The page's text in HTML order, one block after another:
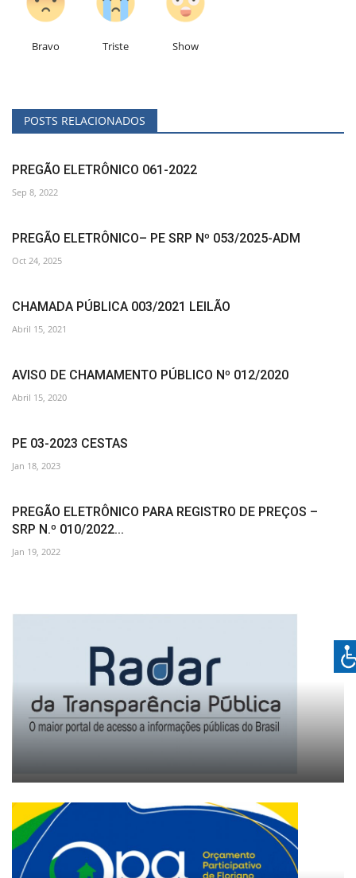
Bravo Triste Show
POSTS RELACIONADOS
PREGÃO ELETRÔNICO 061-2022
Sep 8, 2022
PREGÃO ELETRÔNICO– PE SRP Nº 053/2025-ADM
Oct 24, 2025
CHAMADA PÚBLICA 003/2021 LEILÃO
Abril 15, 2021
AVISO DE CHAMAMENTO PÚBLICO Nº 012/2020
Abril 15, 2020
PE 03-2023 CESTAS
Jan 18, 2023
PREGÃO ELETRÔNICO PARA REGISTRO DE PREÇOS –
SRP N.º 010/2022...
Jan 19, 2022